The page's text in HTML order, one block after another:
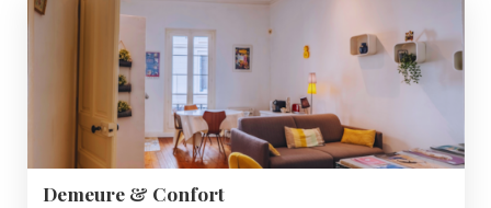
Demeure & Confort